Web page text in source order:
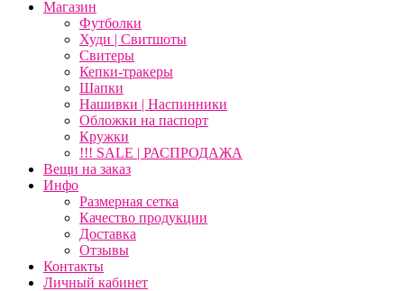
Магазин
Футболки
Худи | Свитшоты
Свитеры
Кепки-тракеры
Шапки
Нашивки | Наспинники
Обложки на паспорт
Кружки
!!! SALE | РАСПРОДАЖА
Вещи на заказ
Инфо
Размерная сетка
Качество продукции
Доставка
Отзывы
Контакты
Личный кабинет